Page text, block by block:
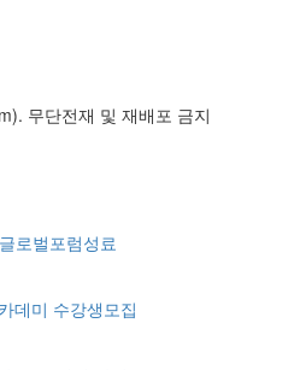
무단전재 및 재배포 금지
로벌포럼성료
데미 수강생모집